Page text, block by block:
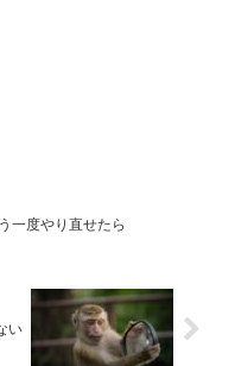
度やり直せたら
い